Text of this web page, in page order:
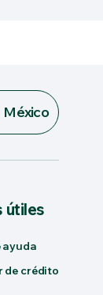
México
útiles
ayuda
de crédito